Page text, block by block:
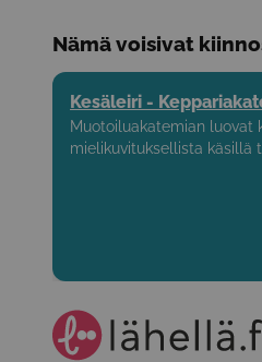
Nämä voisivat
Kesäleiri -
Muotoiluakatemian luovat
mielikuvituksellista käsillä